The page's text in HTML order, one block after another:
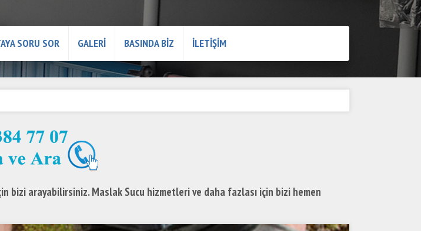
SORU SOR GALERİ BASINDA BİZ İLETİŞİM
arayabilirsiniz. Maslak Sucu hizmetleri ve daha fazlası için bizi hemen